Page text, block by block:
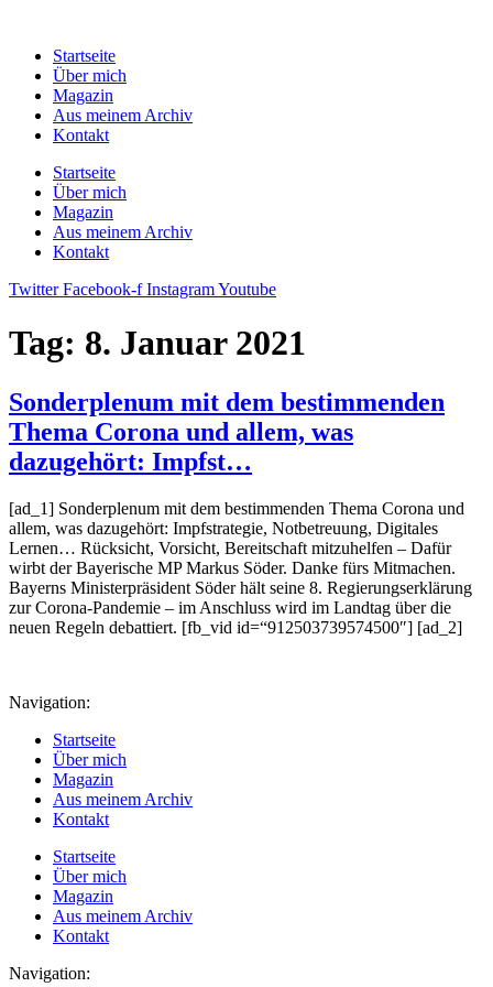
springenStartseite
Über mich
Magazin
Aus meinem Archiv
Kontakt
Startseite
Über mich
Magazin
Aus meinem Archiv
Kontakt
Twitter Facebook-f InstagramYoutube
Tag: 8. Januar 2021
Sonderplenum mit dem bestimmenden
Thema Corona und allem, was
dazugehört: Impfst…
[ad_1] Sonderplenum mit dem bestimmenden Thema Corona und
allem, was dazugehört: Impfstrategie, Notbetreuung, Digitales
Lernen… Rücksicht, Vorsicht, Bereitschaft mitzuhelfen – Dafür
wirbt der Bayerische MP Markus Söder. Danke fürs Mitmachen.
Bayerns Ministerpräsident Söder hält seine 8. Regierungserklärung
zur Corona-Pandemie – im Anschluss wird im Landtag über die
neuen Regeln debattiert. [fb_vid id=“912503739574500″] [ad_2]
Navigation:
Startseite
Über mich
Magazin
Aus meinem Archiv
Kontakt
Startseite
Über mich
Magazin
Aus meinem Archiv
Kontakt
Navigation: